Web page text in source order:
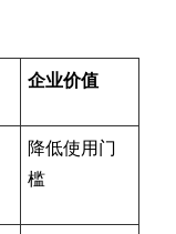
企业价值
降低使用门
槛